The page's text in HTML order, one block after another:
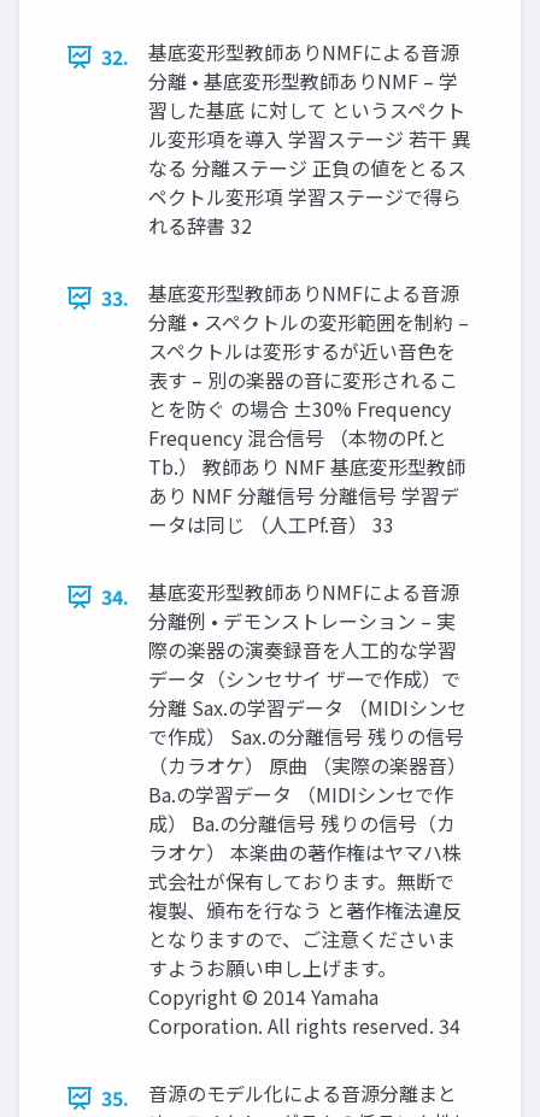
32.
基底変形型教師ありNMFによる音源
分離 • 基底変形型教師ありNMF – 学
習した基底 に対して というスペクト
ル変形項を導入 学習ステージ 若干 異
なる 分離ステージ 正負の値をとるス
ペクトル変形項 学習ステージで得ら
れる辞書 32
33.
基底変形型教師ありNMFによる音源
分離 • スペクトルの変形範囲を制約 –
スペクトルは変形するが近い音色を
表す – 別の楽器の音に変形されるこ
とを防ぐ の場合 ±30% Frequency
Frequency 混合信号 （本物のPf.と
Tb.） 教師あり NMF 基底変形型教師
あり NMF 分離信号 分離信号 学習デ
ータは同じ （人工Pf.音） 33
34.
基底変形型教師ありNMFによる音源
分離例 • デモンストレーション – 実
際の楽器の演奏録音を人工的な学習
データ（シンセサイ ザーで作成）で
分離 Sax.の学習データ （MIDIシンセ
で作成） Sax.の分離信号 残りの信号
（カラオケ） 原曲 （実際の楽器音）
Ba.の学習データ （MIDIシンセで作
成） Ba.の分離信号 残りの信号（カ
ラオケ） 本楽曲の著作権はヤマハ株
式会社が保有しております。無断で
複製、頒布を行なう と著作権法違反
となりますので、ご注意くださいま
すようお願い申し上げます。
Copyright © 2014 Yamaha
Corporation. All rights reserved. 34
35.
音源のモデル化による音源分離まと